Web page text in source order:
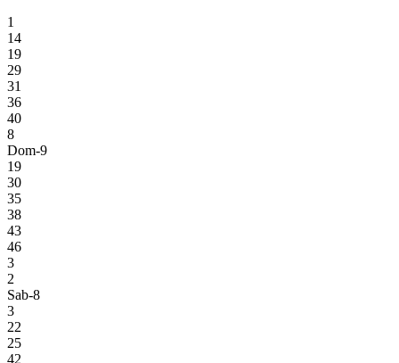
1
14
19
29
31
36
40
8
Dom-9
19
30
35
38
43
46
3
2
Sab-8
3
22
25
42